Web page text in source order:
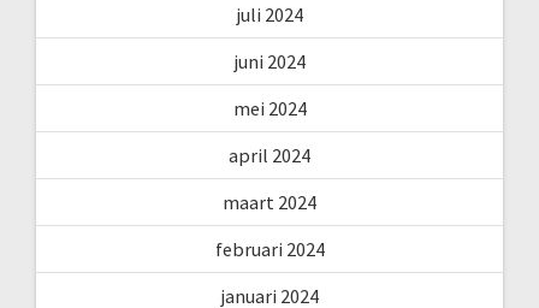
juli 2024
juni 2024
mei 2024
april 2024
maart 2024
februari 2024
januari 2024